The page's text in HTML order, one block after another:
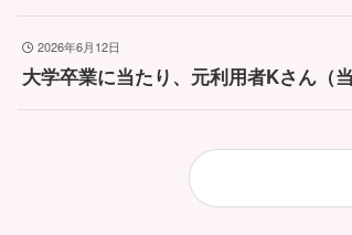
2026年6月12日
大学卒業に当たり、元利用者Kさん（